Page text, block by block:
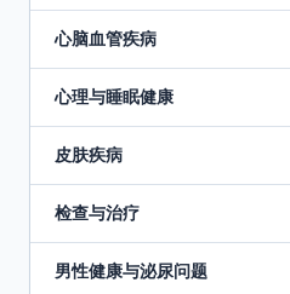
心脑血管疾病
心理与睡眠健康
皮肤疾病
检查与治疗
男性健康与泌尿问题